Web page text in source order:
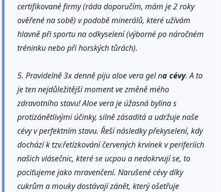
certifikované firmy (ráda doporučím, mám je 2 roky
ověřené na sobě) v podobě minerálů, které užívám
hlavně při sportu na odkyselení (výborné po náročném
tréninku nebo při horských tůrách).
5. Pravidelně 3x denně piju aloe vera gel na cévy. A to
je ten nejdůležitější moment ve změně mého
zdravotního stavu! Aloe vera je úžasná bylina s
protizánětlivými účinky, silně zásaditá a udržuje naše
cévy v perfektním stavu. Řeší následky překyselení, kdy
dochází k tzv.řetízkování červených krvinek v periferiích
našich vlásečnic, které se ucpou a nedokrvují se, to
pociťujeme jako mravenčení. Narušené cévy díky
cukrům a mouky dostávají zánět, který ošetřuje